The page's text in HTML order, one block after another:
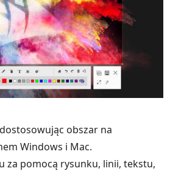
obszar na
Windows i Mac.
za pomocą rysunku, linii, tekstu,